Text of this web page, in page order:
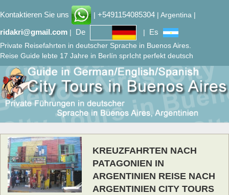
Kontaktieren Sie uns | +5491154085304 | Argentina |
ridakri@gmail.com | De | Es
Private Reisefahrten in deutscher Sprache in Buenos Aires.
Reise Guide lebte 17 Jahre in Berlín sprIcht perfekt deutsch
KREUZFAHRTEN NACH
PATAGONIEN IN
ARGENTINIEN REISE NACH
ARGENTINIEN CITY TOURS